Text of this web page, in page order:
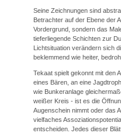
Seine Zeichnungen sind
Betrachter auf der Ebene der
Vordergrund, sondern das
tieferliegende Schichten zur
Lichtsituation verändern sich
beklemmend wie heiter,
Tekaat spielt gekonnt mit den
eines Bären, an eine
wie Bunkeranlage
weißer Kreis - ist es die
Augenschein nimmt oder das
vielfaches
entscheiden. Jedes dieser